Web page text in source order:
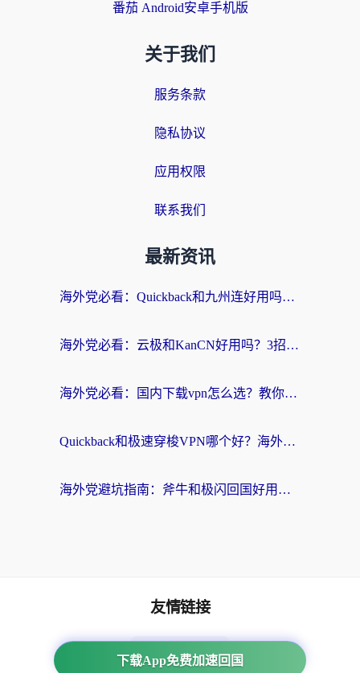
番茄 Android安卓手机版
关于我们
服务条款
隐私协议
应用权限
联系我们
最新资讯
海外党必看：Quickback和九州连好用吗？3步选对回国加速器实现无缝刷国内资源
海外党必看：云极和KanCN好用吗？3招教你选对回国加速器（附免费VPN避坑指南）
海外党必看：国内下载vpn怎么选？教你无缝访问国内资源的实用指南
Quickback和极速穿梭VPN哪个好？海外党亲测3招选对回国加速器，看这篇就够了
海外党避坑指南：斧牛和极闪回国好用吗？选对加速器才能无缝刷剧玩游戏
下载App免费加速回国
友情链接
海外回国加速器